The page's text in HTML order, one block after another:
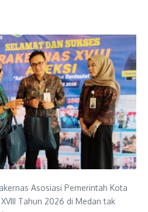
Asosiasi Pemerintah Kota
Tahun 2026 di Medan tak